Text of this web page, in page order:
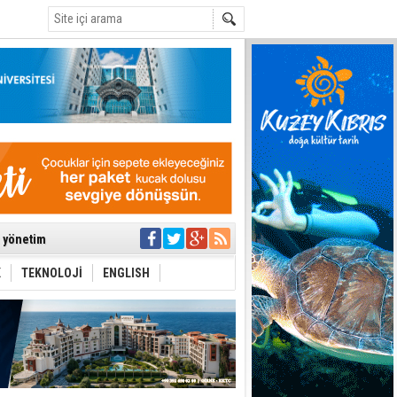
yönetim
arasında
Yasası
TEKNOLOJİ ENGLISH